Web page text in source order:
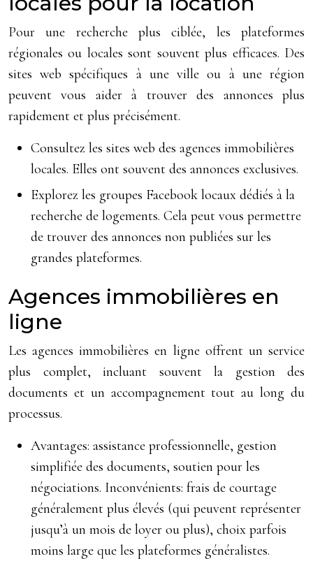
Pour une recherche plus ciblée, les plateformes
régionales ou locales sont souvent plus efficaces. Des
sites web spécifiques à une ville ou à une région
peuvent vous aider à trouver des annonces plus
rapidement et plus précisément.
Consultez les sites web des agences immobilières
locales. Elles ont souvent des annonces exclusives.
Explorez les groupes Facebook locaux dédiés à la
recherche de logements. Cela peut vous permettre
de trouver des annonces non publiées sur les
grandes plateformes.
Agences immobilières en
ligne
Les agences immobilières en ligne offrent un service
plus complet, incluant souvent la gestion des
documents et un accompagnement tout au long du
processus.
Avantages: assistance professionnelle, gestion
simplifiée des documents, soutien pour les
négociations. Inconvénients: frais de courtage
généralement plus élevés (qui peuvent représenter
jusqu’à un mois de loyer ou plus), choix parfois
moins large que les plateformes généralistes.